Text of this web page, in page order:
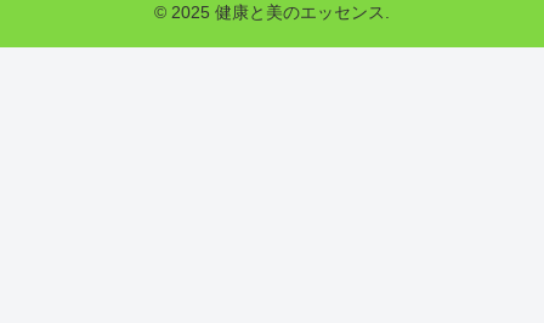
© 2025 健康と美のエッセンス.